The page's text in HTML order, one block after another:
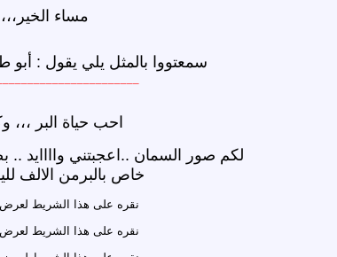
مساء الخير،،،
سمعتووا بالمثل يلي يقول : أبو
احب حياة البر ،،،
لكم صور السمان ..اعجبتني واااايد ..
خاص بالبرمن الالف
نقره على هذا الشريط
نقره على هذا الشريط